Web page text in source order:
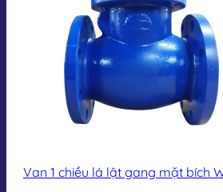
Van 1 chiều lá lật gang mặt bích